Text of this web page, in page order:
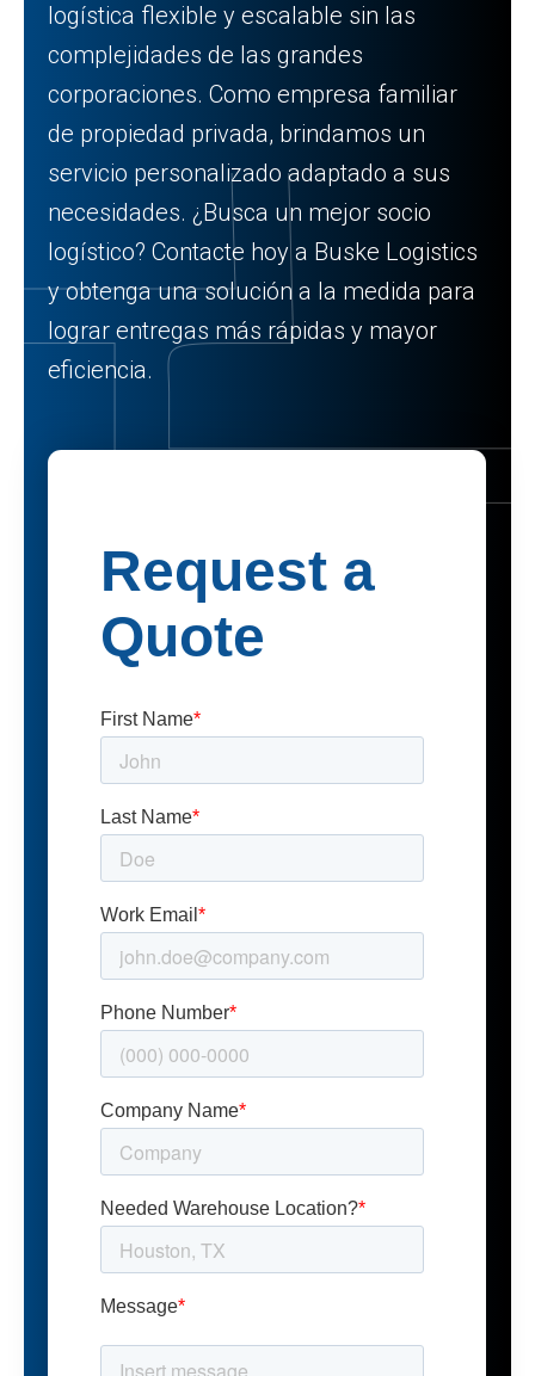
logística flexible y escalable sin las
complejidades de las grandes
corporaciones. Como empresa familiar
de propiedad privada, brindamos un
servicio personalizado adaptado a sus
necesidades. ¿Busca un mejor socio
logístico? Contacte hoy a Buske Logistics
y obtenga una solución a la medida para
lograr entregas más rápidas y mayor
eficiencia.